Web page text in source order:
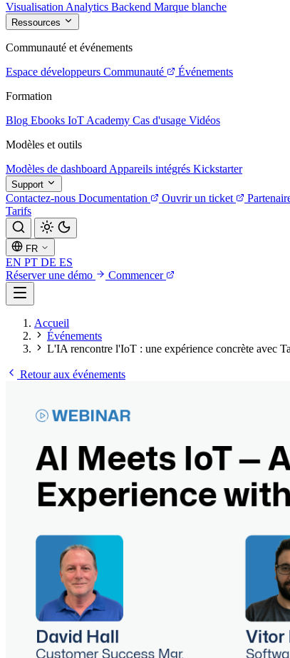
Visualisation Analytics Backend Marque blanche
Ressources
Communauté et événements
Espace développeurs Communauté
Événements
Formation
Blog Ebooks IoT Academy Cas d'usage Vidéos
Modèles et outils
Modèles de dashboard Appareils intégrés Kickstarter
Support
Contactez-nous Documentation Ouvrir un ticket
Tarifs
FR
EN PT DE ES
Réserver une démo
Commencer
Accueil
Événements
L'IA rencontre l'IoT : une expérience concrète avec
Retour aux événements